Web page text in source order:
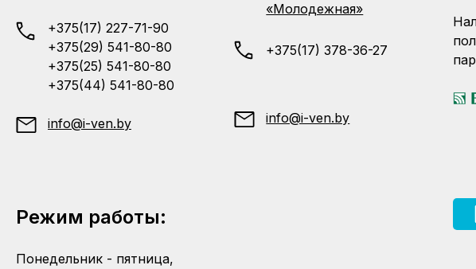
+375(17) 227-71-90
+375(29) 541-80-80
+375(25) 541-80-80
+375(44) 541-80-80
info@i-ven.by
«Молодежная»
+375(17) 378-36-27
info@i-ven.by
Режим работы:
Понедельник - пятница,